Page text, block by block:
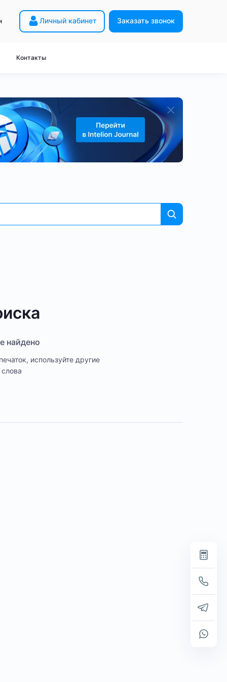
Личный кабинет Заказать звонок
Контакты
Майнинг с нуля
Словарь
бизнес - BTC
Готовый бизнес - LTC
найдено
используйте другие